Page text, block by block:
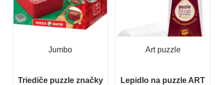
Jumbo
Triediče puzzle značky
Art puzzle
Lepidlo na puzzle ART